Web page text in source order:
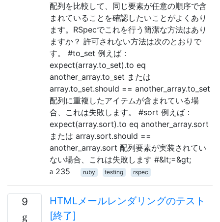
配列を比較して、同じ要素が任意の順序で含
まれていることを確認したいことがよくあり
ます。RSpecでこれを行う簡潔な方法はあり
ますか？ 許可されない方法は次のとおりで
す。 #to_set 例えば：
expect(array.to_set).to eq
another_array.to_set または
array.to_set.should == another_array.to_set
配列に重複したアイテムが含まれている場
合、これは失敗します。 #sort 例えば：
expect(array.sort).to eq another_array.sort
または array.sort.should ==
another_array.sort 配列要素が実装されてい
ない場合、これは失敗します #&lt;=&gt;
235
ruby testing rspec
9
HTMLメールレンダリングのテスト
[終了]